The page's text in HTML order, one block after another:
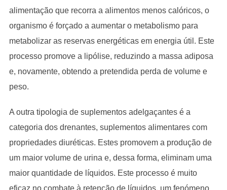
alimentação que recorra a alimentos menos calóricos, o
organismo é forçado a aumentar o metabolismo para
metabolizar as reservas energéticas em energia útil. Este
processo promove a lipólise, reduzindo a massa adiposa
e, novamente, obtendo a pretendida perda de volume e
peso.
A outra tipologia de suplementos adelgaçantes é a
categoria dos drenantes, suplementos alimentares com
propriedades diuréticas. Estes promovem a produção de
um maior volume de urina e, dessa forma, eliminam uma
maior quantidade de líquidos. Este processo é muito
eficaz no combate à retenção de líquidos, um fenómeno